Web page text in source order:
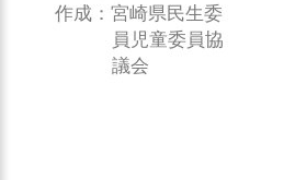
作成：宮崎県民生委
員児童委員協
議会